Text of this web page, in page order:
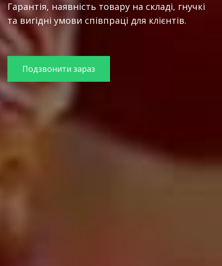
Гарантія, наявність товару на складі, гнучкі
та вигідні умови співпраці для клієнтів.
Подзвонити зараз